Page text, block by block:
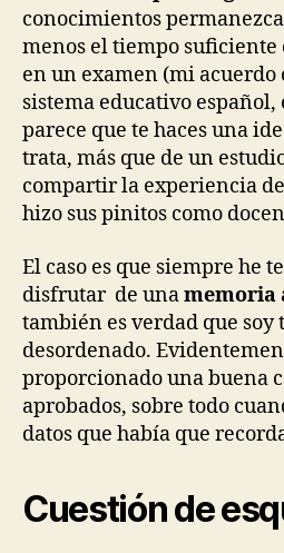
conocimientos
menos el tiempo suficiente
en un examen (mi acuerdo
sistema educativo español,
parece que te haces una
trata, más que de un
compartir la experiencia
hizo sus pinitos como
El caso es que siempre he
disfrutar de unamemoria
también es verdad que
desordenado.
proporcionado una buena
aprobados, sobre todo
datos que había que
Cuestión de